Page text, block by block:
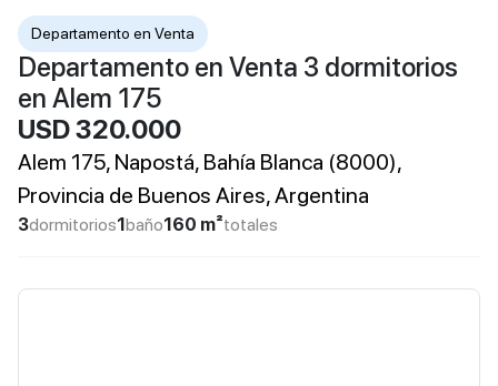
Departamento en Venta
Departamento en Venta 3 dormitorios
en Alem 175
USD 320.000
Alem 175, Napostá, Bahía Blanca (8000),
Provincia de Buenos Aires, Argentina
3dormitorios1baño160 m²totales